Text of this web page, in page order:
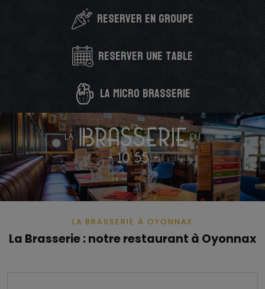
reserver en groupe
reserver une table
la micro brasserie
LA BRASSERIE À OYONNAX
La Brasserie : notre restaurant à Oyonnax